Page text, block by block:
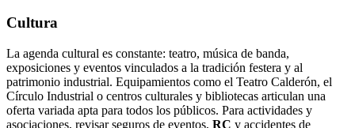
Cultura
La agenda cultural es constante: teatro, música de banda,
exposiciones y eventos vinculados a la tradición festera y al
patrimonio industrial. Equipamientos como el Teatro Calderón, el
Círculo Industrial o centros culturales y bibliotecas articulan una
oferta variada apta para todos los públicos. Para actividades y
asociaciones, revisar seguros de eventos, RC y accidentes de